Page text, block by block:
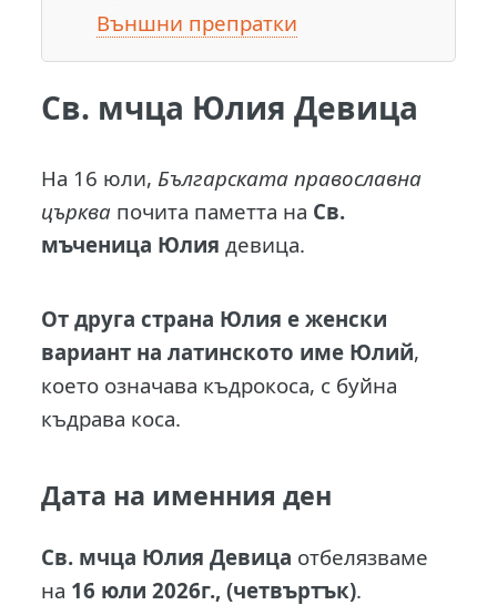
Външни препратки
Св. мчца Юлия Девица
На 16 юли, Българската православна
църква почита паметта на Св.
мъченица Юлия девица.
От друга страна Юлия е женски
вариант на латинското име Юлий,
което означава къдрокоса, с буйна
къдрава коса.
Дата на именния ден
Св. мчца Юлия Девица отбелязваме
на 16 юли 2026г., (четвъртък).